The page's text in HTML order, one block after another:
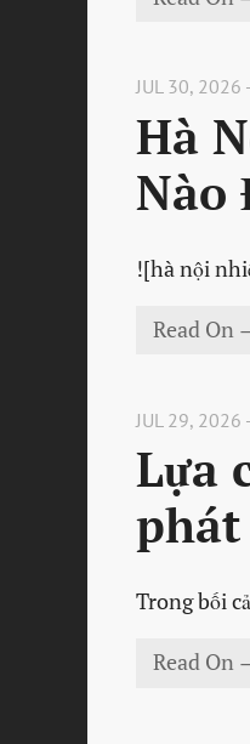
JUL 30, 2026
Hà
Nào
![hà nội
Read On
JUL 29, 2026
Lựa
Trong bối
Read On